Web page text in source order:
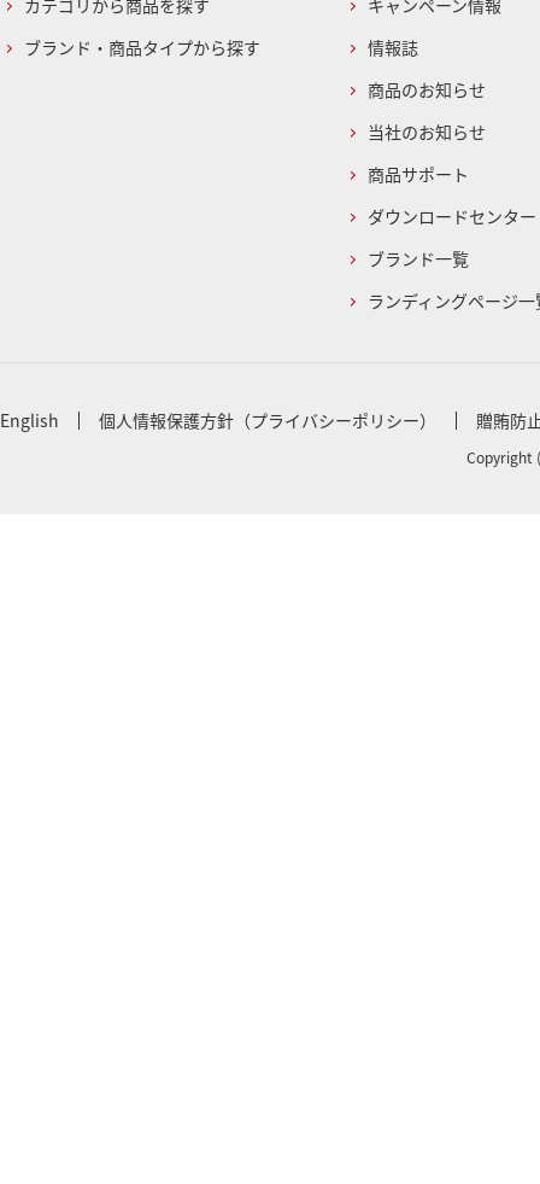
ブランド・商品タイプから探す
情報誌
商品のお知らせ
当社のお知らせ
商品サポート
ダウンロードセンター
ブランド一覧
ランディングページ一
English 個人情報保護方針（プライバシーポリシー） 贈賄防
Copyright